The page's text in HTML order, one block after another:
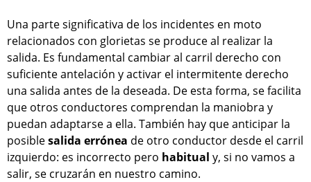
Una parte significativa de los incidentes en moto
relacionados con glorietas se produce al realizar la
salida. Es fundamental cambiar al carril derecho con
suficiente antelación y activar el intermitente derecho
una salida antes de la deseada. De esta forma, se facilita
que otros conductores comprendan la maniobra y
puedan adaptarse a ella. También hay que anticipar la
posiblesalida errónea de otro conductor desde el carril
izquierdo: es incorrecto pero habitual y, si no vamos a
salir, se cruzarán en nuestro camino.